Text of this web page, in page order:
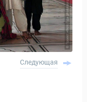
Следующая